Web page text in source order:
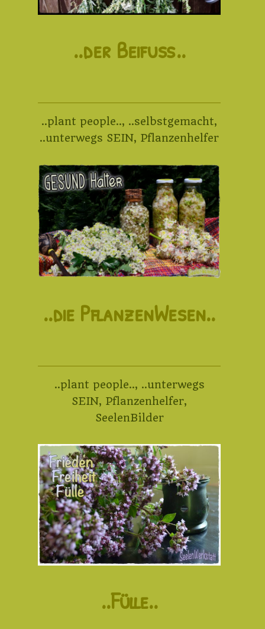
..der Beifuß..
..plant people.., ..selbstgemacht,
..unterwegs SEIN, Pflanzenhelfer
..die PflanzenWesen..
..plant people.., ..unterwegs
SEIN, Pflanzenhelfer,
SeelenBilder
..Fülle..